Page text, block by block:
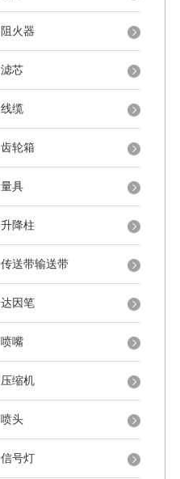
阻火器
滤芯
线缆
齿轮箱
量具
升降柱
传送带输送带
达因笔
喷嘴
压缩机
喷头
信号灯